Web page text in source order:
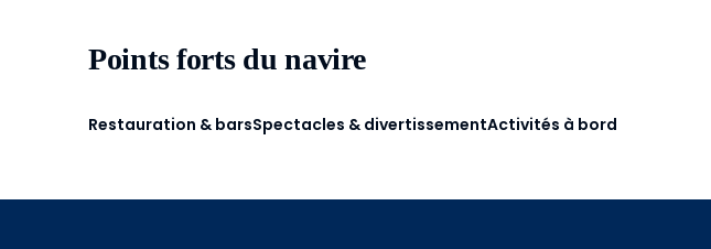
Points forts du navire
Restauration & barsSpectacles & divertissementActivités à bord